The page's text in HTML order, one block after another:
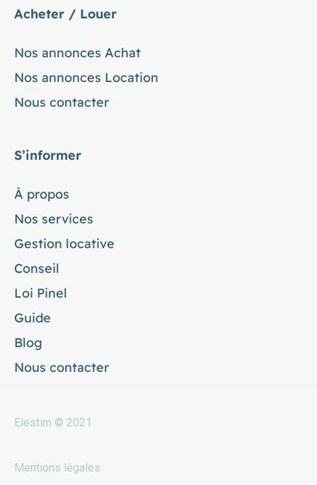
Acheter / Louer
Nos annonces Achat
Nos annonces Location
Nous contacter
S’informer
À propos
Nos services
Gestion locative
Conseil
Loi Pinel
Guide
Blog
Nous contacter
Elestim © 2021
Mentions légales